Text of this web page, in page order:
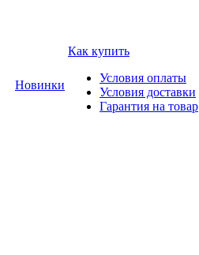
Новинки
Как купить
Условия оплаты
Условия доставки
Гарантия на товар